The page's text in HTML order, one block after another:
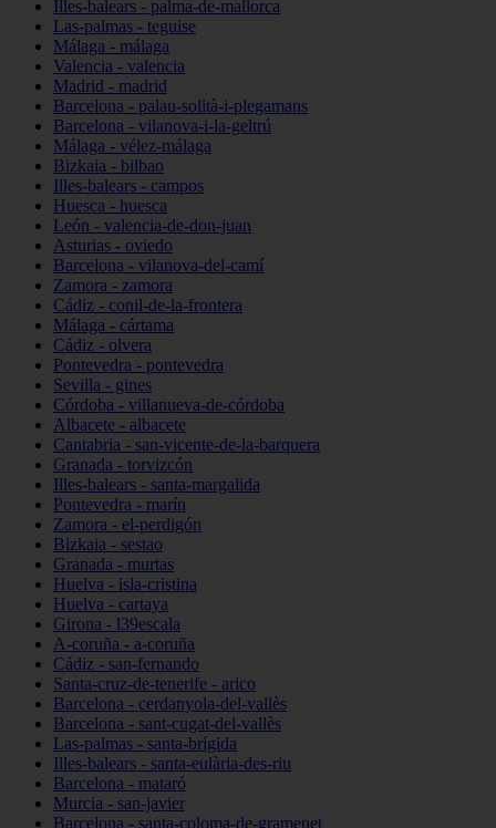
Illes-balears - palma-de-mallorca
Las-palmas - teguise
Málaga - málaga
Valencia - valencia
Madrid - madrid
Barcelona - palau-solità-i-plegamans
Barcelona - vilanova-i-la-geltrú
Málaga - vélez-málaga
Bizkaia - bilbao
Illes-balears - campos
Huesca - huesca
León - valencia-de-don-juan
Asturias - oviedo
Barcelona - vilanova-del-camí
Zamora - zamora
Cádiz - conil-de-la-frontera
Málaga - cártama
Cádiz - olvera
Pontevedra - pontevedra
Sevilla - gines
Córdoba - villanueva-de-córdoba
Albacete - albacete
Cantabria - san-vicente-de-la-barquera
Granada - torvizcón
Illes-balears - santa-margalida
Pontevedra - marín
Zamora - el-perdigón
Bizkaia - sestao
Granada - murtas
Huelva - isla-cristina
Huelva - cartaya
Girona - l39escala
A-coruña - a-coruña
Cádiz - san-fernando
Santa-cruz-de-tenerife - arico
Barcelona - cerdanyola-del-vallès
Barcelona - sant-cugat-del-vallès
Las-palmas - santa-brígida
Illes-balears - santa-eulària-des-riu
Barcelona - mataró
Murcia - san-javier
Barcelona - santa-coloma-de-gramenet